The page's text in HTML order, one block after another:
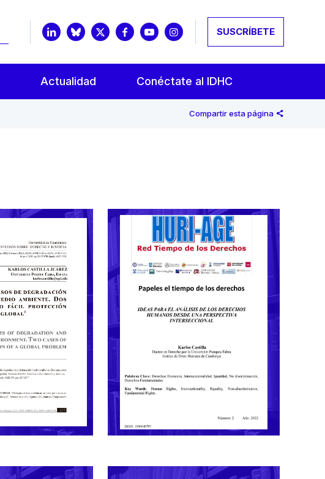
SUSCRÍBETE
Actualidad Conéctate al IDHC
Compartir esta página